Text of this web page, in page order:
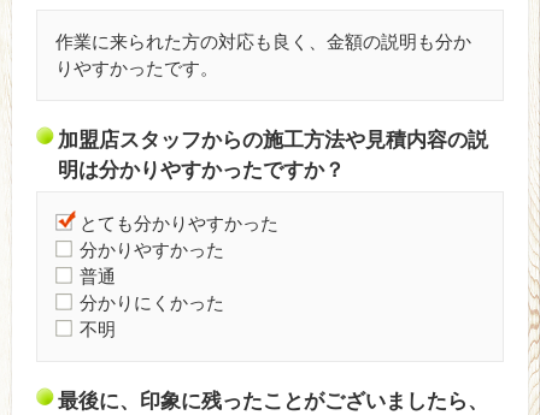
作業に来られた方の対応も良く、金額の説明も分か
りやすかったです。
加盟店スタッフからの施工方法や見積内容の説
明は分かりやすかったですか？
とても分かりやすかった
分かりやすかった
普通
分かりにくかった
不明
最後に、印象に残ったことがございましたら、